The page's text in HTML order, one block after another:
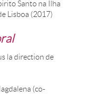
Santo na Ilha
Lisboa (2017)
la direction de
(co-